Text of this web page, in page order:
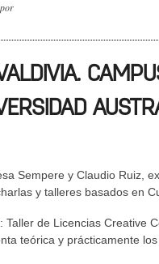
Sempere y Claudio Ruiz,
y talleres basados en
: Taller de Licencias Creative
teórica y prácticamente